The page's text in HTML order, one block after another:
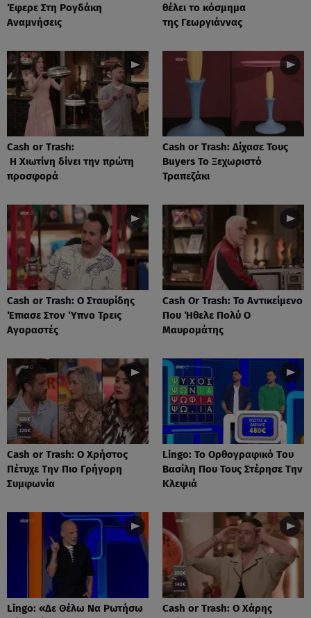
Έφερε Στη Ρογδάκη
Αναμνήσεις
θέλει το κόσμημα
της Γεωργιάννας
Cash or Trash:
Η Χιωτίνη δίνει την πρώτη
προσφορά
Cash or Trash: Δίχασε Τους
Buyers Το Ξεχωριστό
Τραπεζάκι
Cash or Trash: Ο Σταυρίδης
Έπιασε Στον Ύπνο Τρεις
Αγοραστές
Cash Or Trash: Το Αντικείμενο
Που Ήθελε Πολύ Ο
Μαυρομάτης
Cash or Trash: Ο Χρήστος
Πέτυχε Την Πιο Γρήγορη
Συμφωνία
Lingo: Το Oρθογραφικό Tου
Βασίλη Που Τους Στέρησε Την
Κλεψιά
Lingo: «Δε Θέλω Να Ρωτήσω
Cash or Trash: Ο Χάρης